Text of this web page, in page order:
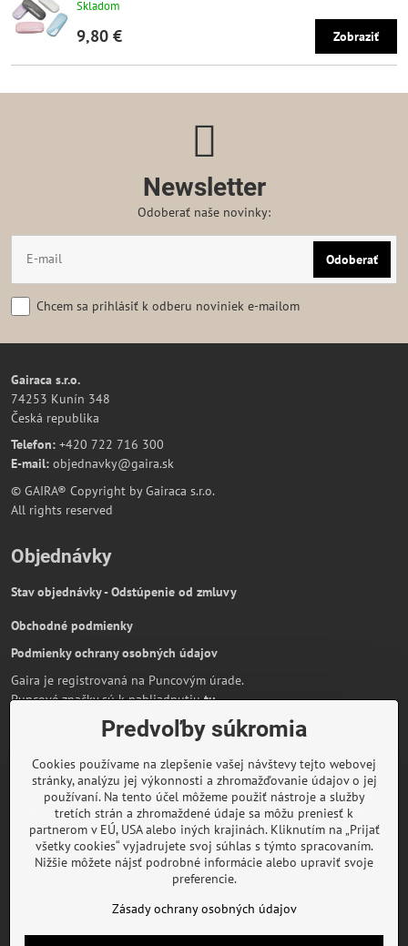
Skladom
9,80 € Zobraziť
Newsletter
Odoberať naše novinky:
Odoberať
Chcem sa prihlásiť k odberu noviniek e-mailom
Gairaca s.r.o.
74253 Kunín 348
Česká republika
Telefon: +420 722 716 300
E-mail: objednavky@gaira.sk
© GAIRA® Copyright by Gairaca s.r.o.
All rights reserved
Objednávky
Stav objednávky - Odstúpenie od zmluvy
Obchodné podmienky
Podmienky ochrany osobných údajov
Gaira je registrovaná na Puncovým úrade.
Puncové značky sú k nahliadnutiutu.
Partnerská stránka:AmiraShop.sk Bypami.cz
Informácie o platbe kartou
O značke Gaira
©2026Copyright
Predvoľby súkromia
Cookies používame na zlepšenie vašej návštevy tejto webovej
stránky, analýzu jej výkonnosti a zhromažďovanie údajov o jej
používaní. Na tento účel môžeme použiť nástroje a služby
tretích strán a zhromaždené údaje sa môžu preniesť k
partnerom v EÚ, USA alebo iných krajinách. Kliknutím na „Prijať
všetky cookies“ vyjadrujete svoj súhlas s týmto spracovaním.
Nižšie môžete nájsť podrobné informácie alebo upraviť svoje
preferencie.
Zásady ochrany osobných údajov